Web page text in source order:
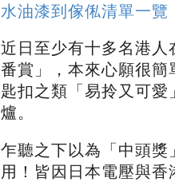
水油漆到傢俬清單一覽
近日至少有十多名港人
番賞」，本來心願很簡
匙扣之類「易拎又可
爐。
乍聽之下以為「中頭
用！皆因日本電壓與